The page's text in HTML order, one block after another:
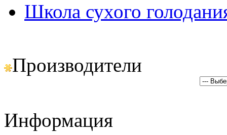
Школа сухого
Производители
Информация